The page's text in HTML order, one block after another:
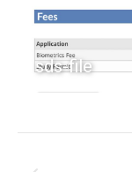
sds-file